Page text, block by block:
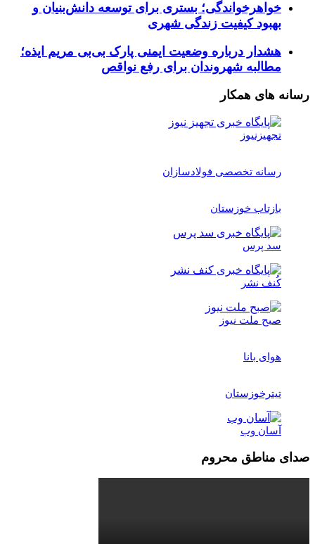
خواهرخواندگی؛ بستری برای توسعه دانش‌بنیان و
بهبود کیفیت زندگی شهری
هشدار درباره وضعیت ایمنی پارک بی‌بی مریم ایذه؛
مطالبه شهروندان برای رفع نواقص
رسانه های همکار
تجهیزنیوز
رسانه تخصصی فولادسازان
بازتاب خوزستان
سد پرس
کُنف نشر
صبح ملت نیوز
هوای بانا
تیترخوزستان
آسان وب
صدای مناطق محروم